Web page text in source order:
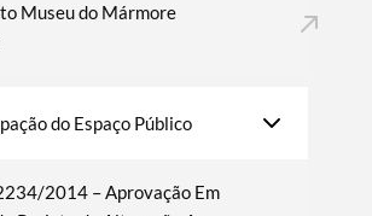
Museu do Mármore
do Espaço Público
2014 – Aprovação Em